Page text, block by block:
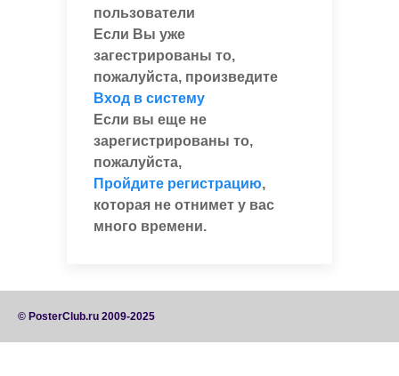
пользователи
Если Вы уже
загестрированы то,
пожалуйста, произведите
Вход в систему
Если вы еще не
зарегистрированы то,
пожалуйста,
Пройдите регистрацию,
которая не отнимет у вас
много времени.
© PosterClub.ru 2009-2025